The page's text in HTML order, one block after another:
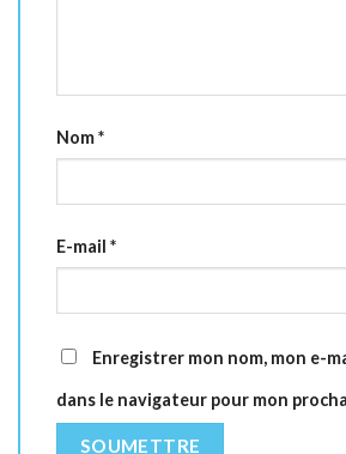
Nom*
E-mail *
Enregistrer mon nom, mon e-
dans le navigateur pour mon